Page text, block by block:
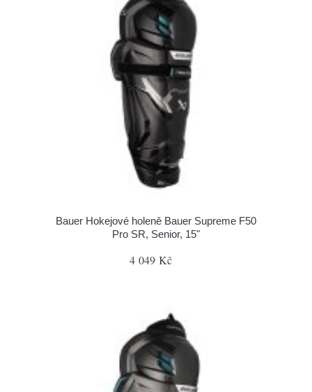
Bauer Hokejové holeně Bauer Supreme F50
Pro SR, Senior, 15"
4 049 Kč